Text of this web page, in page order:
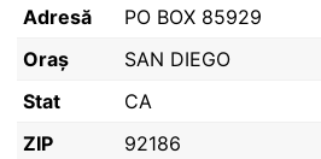
Adresă
PO BOX 85929
Oraș
SAN DIEGO
Stat
CA
ZIP
92186